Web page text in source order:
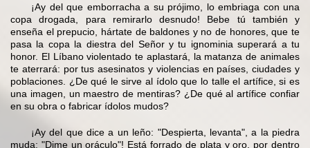
¡Ay del que emborracha a su prójimo, lo embriaga con una
copa drogada, para remirarlo desnudo! Bebe tú también y
enseña el prepucio, hártate de baldones y no de honores, que te
pasa la copa la diestra del Señor y tu ignominia superará a tu
honor. El Líbano violentado te aplastará, la matanza de animales
te aterrará: por tus asesinatos y violencias en países, ciudades y
poblaciones. ¿De qué le sirve al ídolo que lo talle el artífice, si es
una imagen, un maestro de mentiras? ¿De qué al artífice confiar
en su obra o fabricar ídolos mudos?
¡Ay del que dice a un leño: "Despierta, levanta", a la piedra
muda: "Dime un oráculo"! Está forrado de plata y oro, por dentro